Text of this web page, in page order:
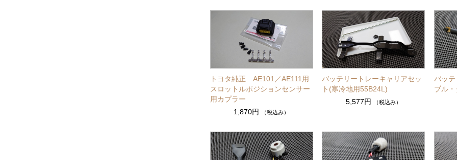
トヨタ純正 AE101／AE111用
スロットルポジションセンサー
用カプラー
1,870円
（税込み）
バッテリートレーキャリアセッ
ト(寒冷地用55B24L)
5,577円
（税込み）
バッ
ブル